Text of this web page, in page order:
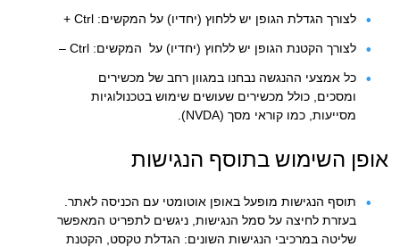
לצורך הגדלת הגופן יש ללחוץ (יחדיו) על המקשים: Ctrl +
לצורך הקטנת הגופן יש ללחוץ (יחדיו) על המקשים: Ctrl –
כל אמצעי ההנגשה נבחנו במגוון רחב של מכשירים
ומסכים, כולל מכשירים שעושים שימוש בטכנולוגיות
מסייעות, כמו קוראי מסך (NVDA).
אופן השימוש בתוסף הנגישות
תוסף הנגישות מופעל באופן אוטומטי עם הכניסה לאתר.
בעזרת לחיצה על סמל הנגישות, ניגשים לתפריט המאפשר
שליטה במרכיבי הנגישות השונים: הגדלת טקסט, הקטנת